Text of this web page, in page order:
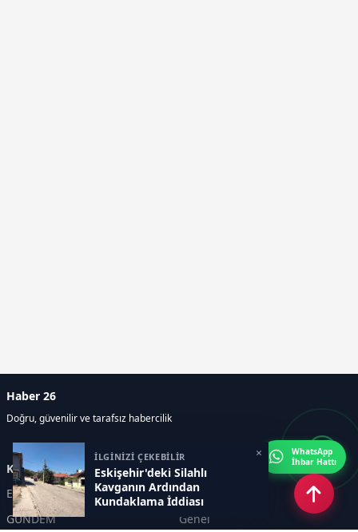
İLGİNİZİ ÇEKEBİLİR
Eskişehir'deki Silahlı
Kavganın Ardından
Kundaklama İddiası
×
Haber 26
Doğru, güvenilir ve tarafsız habercilik
Kategoriler
Eskişehir
SPOR
GÜNDEM
Genel
WhatsApp
İhbar Hattı